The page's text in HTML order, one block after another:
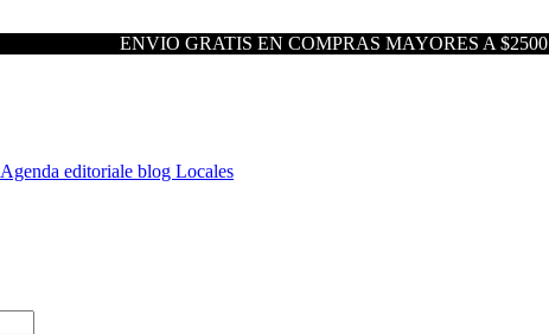
ENVIO GRATIS EN COMPRAS MAYORES A $2500
Agenda editoriale blog Locales